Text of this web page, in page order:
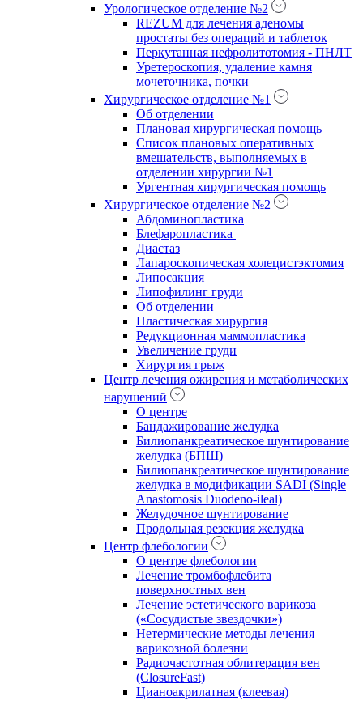
Урологическое отделение №2
REZUM для лечения аденомы
простаты без операций и таблеток
Перкутанная нефролитотомия - ПНЛТ
Уретероскопия, удаление камня
мочеточника, почки
Хирургическое отделение №1
Об отделении
Плановая хирургическая помощь
Список плановых оперативных
вмешательств, выполняемых в
отделении хирургии №1
Ургентная хирургическая помощь
Хирургическое отделение №2
Абдоминопластика
Блефаропластика
Диастаз
Лапароскопическая холецистэктомия
Липосакция
Липофилинг груди
Об отделении
Пластическая хирургия
Редукционная маммопластика
Увеличение груди
Хирургия грыж
Центр лечения ожирения и метаболических
нарушений
О центре
Бандажирование желудка
Билиопанкреатическое шунтирование
желудка (БПШ)
Билиопанкреатическое шунтирование
желудка в модификации SADI (Single
Anastomosis Duodeno-ileal)
Желудочное шунтирование
Продольная резекция желудка
Центр флебологии
О центре флебологии
Лечение тромбофлебита
поверхностных вен
Лечение эстетического варикоза
(«Сосудистые звездочки»)
Нетермические методы лечения
варикозной болезни
Радиочастотная облитерация вен
(ClosureFast)
Цианоакрилатная (клеевая)